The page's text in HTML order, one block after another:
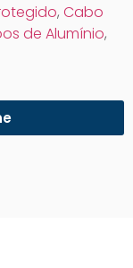
, Cabo
de Alumínio,